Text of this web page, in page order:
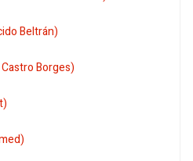
Beltrán)
Borges)